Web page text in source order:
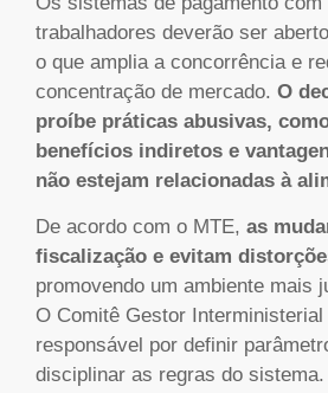
trabalhadores deverão ser
o que amplia a concorrência e
concentração de mercado. O
proíbe práticas abusivas,
benefícios indiretos e
não estejam relacionadas à
De acordo com o MTE, as
fiscalização e evitam
promovendo um ambiente mais
O Comitê Gestor Interministerial
responsável por definir
disciplinar as regras do sistema.